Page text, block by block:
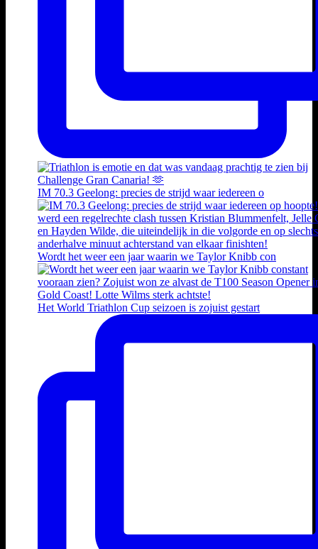
IM 70.3 Geelong: precies de strijd waar iedereen o
Wordt het weer een jaar waarin we Taylor Knibb con
Het World Triathlon Cup seizoen is zojuist gestart